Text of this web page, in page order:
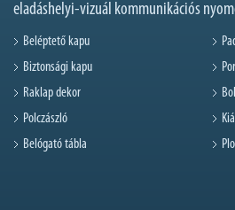
eladáshelyi-vizuál kommunikációs
Beléptető kapu
Biztonsági kapu
Raklap dekor
Polczászló
Belógató tábla